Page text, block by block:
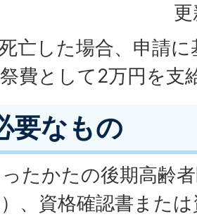
亡した場合、申請
費として2万円を支
要なもの
たかたの後期高齢
、資格確認書また